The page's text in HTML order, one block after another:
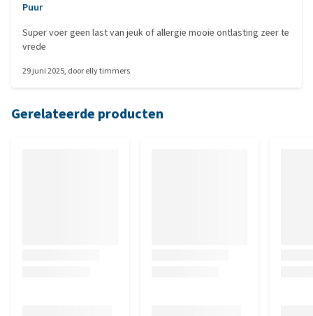
Puur
Super voer geen last van jeuk of allergie mooie ontlasting zeer te
vrede
29 juni 2025, doorelly timmers
Gerelateerde producten